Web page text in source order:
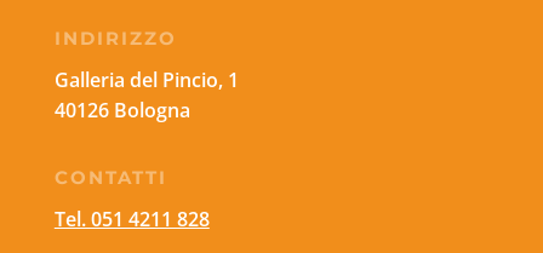
INDIRIZZO
Galleria del Pincio, 1
40126 Bologna
CONTATTI
Tel. 051 4211 828